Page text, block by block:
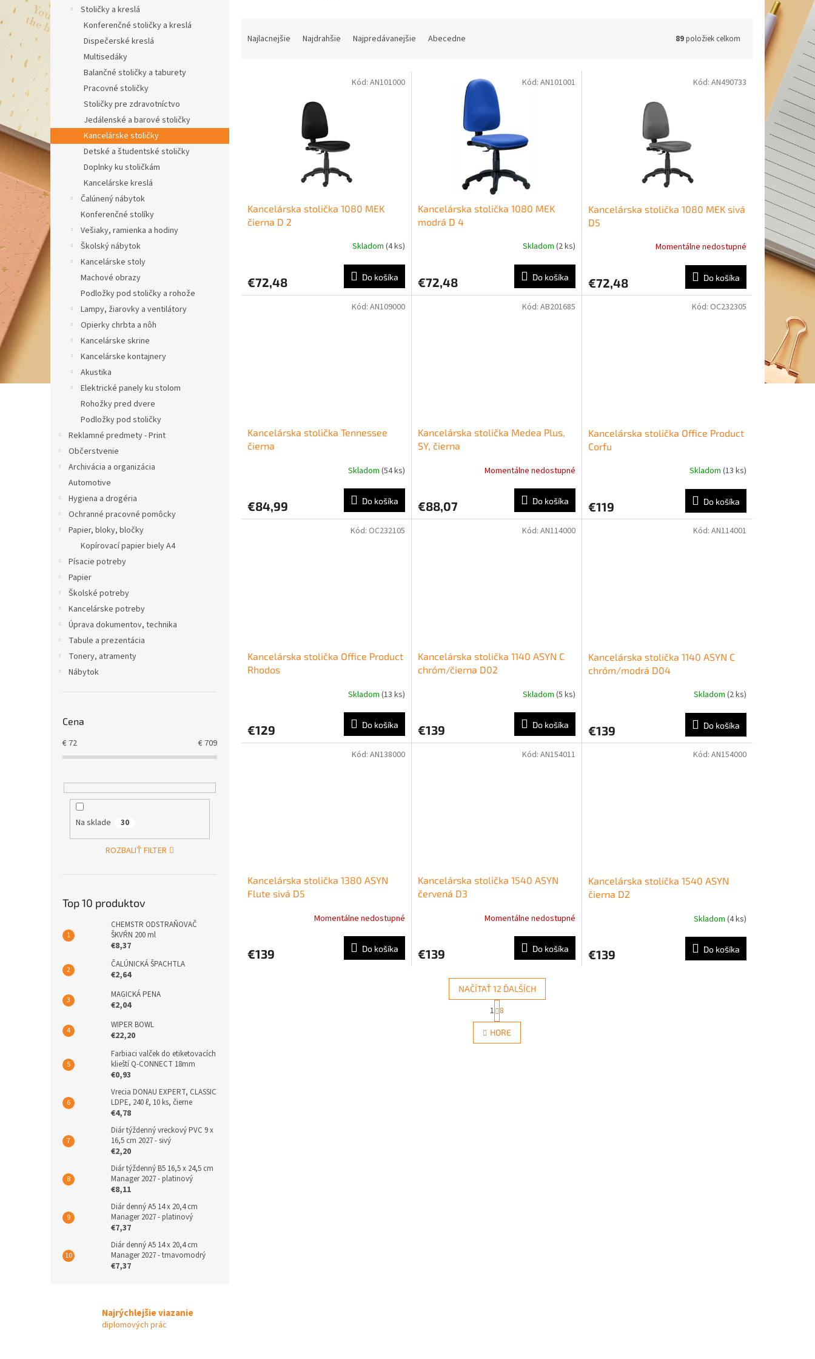
Stoličky a kreslá
Konferenčné stoličky a kreslá
Dispečerské kreslá
Multisedáky
Balančné stoličky a taburety
Pracovné stoličky
Stoličky pre zdravotníctvo
Jedálenské a barové stoličky
Kancelárske stoličky
Detské a študentské stoličky
Doplnky ku stoličkám
Kancelárske kreslá
Čalúnený nábytok
Konferenčné stolíky
Vešiaky, ramienka a hodiny
Školský nábytok
Kancelárske stoly
Machové obrazy
Podložky pod stoličky a rohože
Lampy, žiarovky a ventilátory
Opierky chrbta a nôh
Kancelárske skrine
Kancelárske kontajnery
Akustika
Elektrické panely ku stolom
Rohožky pred dvere
Podložky pod stoličky
Reklamné predmety - Print
Občerstvenie
Archivácia a organizácia
Automotive
Hygiena a drogéria
Ochranné pracovné pomôcky
Papier, bloky, bločky
Kopírovací papier biely A4
Písacie potreby
Papier
Školské potreby
Kancelárske potreby
Úprava dokumentov, technika
Tabule a prezentácia
Tonery, atramenty
Nábytok
Cena
€ 72 € 709
Na sklade 30
ROZBALIŤ FILTER
Top 10 produktov
CHEMSTR ODSTRAŇOVAČ
ŠKVŔN 200 ml
€8,37
ČALÚNICKÁ ŠPACHTLA
€2,64
MAGICKÁ PENA
€2,04
WIPER BOWL
€22,20
Farbiaci valček do etiketovacích
klieští Q-CONNECT 18mm
€0,93
Vrecia DONAU EXPERT, CLASSIC
LDPE, 240 ℓ, 10 ks, čierne
€4,78
Diár týždenný vreckový PVC 9 x
16,5 cm 2027 - sivý
€2,20
Diár týždenný B5 16,5 x 24,5 cm
Manager 2027 - platinový
€8,11
Diár denný A5 14 x 20,4 cm
Manager 2027 - platinový
€7,37
Diár denný A5 14 x 20,4 cm
Manager 2027 - tmavomodrý
€7,37
Najlacnejšie Najdrahšie Najpredávanejšie Abecedne 89položiek celkom
Kancelárska stolička 1080 MEK
čierna D 2
Skladom (4 ks)
€72,48 Do košíka
Kód: AN101000
Kancelárska stolička 1080 MEK
modrá D 4
Skladom (2 ks)
€72,48 Do košíka
Kód: AN101001
Kancelárska stolička 1080 MEK sivá
D5
Momentálne nedostupné
€72,48 Do košíka
Kód: AN490733
Kancelárska stolička Tennessee
čierna
Skladom (54 ks)
€84,99 Do košíka
Kód: AN109000
Kancelárska stolička Medea Plus,
SY, čierna
Momentálne nedostupné
€88,07 Do košíka
Kód: AB201685
Kancelárska stolička Office Product
Corfu
Skladom (13 ks)
€119 Do košíka
Kód: OC232305
Kancelárska stolička Office Product
Rhodos
Skladom (13 ks)
€129 Do košíka
Kód: OC232105
Kancelárska stolička 1140 ASYN C
chróm/čierna D02
Skladom (5 ks)
€139 Do košíka
Kód: AN114000
Kancelárska stolička 1140 ASYN C
chróm/modrá D04
Skladom (2 ks)
€139 Do košíka
Kód: AN114001
Kancelárska stolička 1380 ASYN
Flute sivá D5
Momentálne nedostupné
€139 Do košíka
Kód: AN138000
Kancelárska stolička 1540 ASYN
červená D3
Momentálne nedostupné
€139 Do košíka
Kód: AN154011
Kancelárska stolička 1540 ASYN
čierna D2
Skladom (4 ks)
€139 Do košíka
Kód: AN154000
O
v
l
NAČÍTAŤ 12 ĎALŠÍCH
t
r
á
n
1 8
HORE
Najrýchlejšie viazanie
diplomových prác